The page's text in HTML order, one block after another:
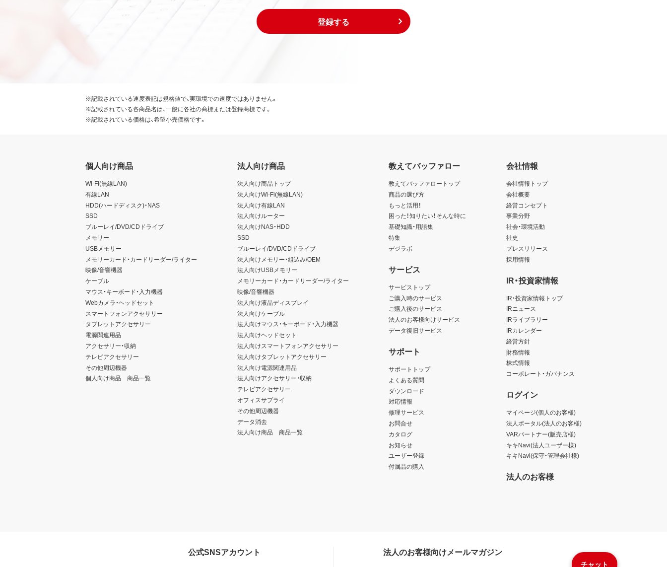
登録する
チャット
※記載されている速度表記は規格値で、実環境での速度ではありません。
※記載されている各商品名は、一般に各社の商標または登録商標です。
※記載されている価格は、希望小売価格です。
個人向け商品
Wi-Fi(無線LAN)
有線LAN
HDD(ハードディスク)・NAS
SSD
ブルーレイ/DVD/CDドライブ
メモリー
USBメモリー
メモリーカード・カードリーダー/ライター
映像/音響機器
ケーブル
マウス・キーボード・入力機器
Webカメラ・ヘッドセット
スマートフォンアクセサリー
タブレットアクセサリー
電源関連用品
アクセサリー・収納
テレビアクセサリー
その他周辺機器
個人向け商品 商品一覧
法人向け商品
法人向け商品トップ
法人向けWi-Fi(無線LAN)
法人向け有線LAN
法人向けルーター
法人向けNAS・HDD
SSD
ブルーレイ/DVD/CDドライブ
法人向けメモリー・組込み/OEM
法人向けUSBメモリー
メモリーカード・カードリーダー/ライター
映像/音響機器
法人向け液晶ディスプレイ
法人向けケーブル
法人向けマウス・キーボード・入力機器
法人向けヘッドセット
法人向けスマートフォンアクセサリー
法人向けタブレットアクセサリー
法人向け電源関連用品
法人向けアクセサリー・収納
テレビアクセサリー
オフィスサプライ
その他周辺機器
データ消去
法人向け商品 商品一覧
教えてバッファロー
教えてバッファロートップ
商品の選び方
もっと活用！
困った！知りたい！そんな時に
基礎知識・用語集
特集
デジラボ
サービス
サービストップ
ご購入時のサービス
ご購入後のサービス
法人のお客様向けサービス
データ復旧サービス
サポート
サポートトップ
よくある質問
ダウンロード
対応情報
修理サービス
お問合せ
カタログ
お知らせ
ユーザー登録
付属品の購入
会社情報
会社情報トップ
会社概要
経営コンセプト
事業分野
社会・環境活動
社史
プレスリリース
採用情報
IR・投資家情報
IR・投資家情報トップ
IRニュース
IRライブラリー
IRカレンダー
経営方針
財務情報
株式情報
コーポレート・ガバナンス
ログイン
マイページ(個人のお客様)
法人ポータル(法人のお客様)
VARパートナー(販売店様)
キキNavi(法人ユーザー様)
キキNavi(保守・管理会社様)
法人のお客様
公式SNSアカウント 法人のお客様向けメールマガジン